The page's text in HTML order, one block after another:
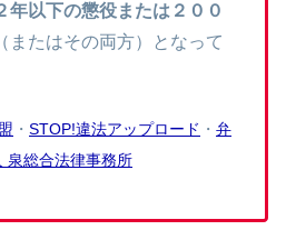
年以下の懲役または２００
（またはその両方）となって
・ STOP!違法アップロード ・ 弁
泉総合法律事務所